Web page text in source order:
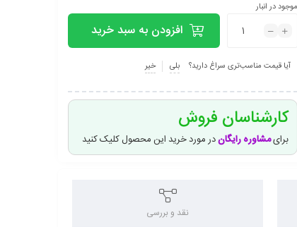
موجود در انبار
افزودن به سبد خرید
آیا قیمت مناسب‌تری سراغ دارید؟ بلی خیر
کارشناسان فروش
برایمشاوره رایگان در مورد خرید این محصول کلیک کنید
نقد و بررسی